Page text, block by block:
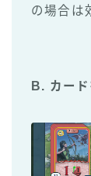
の場合は
B. カー